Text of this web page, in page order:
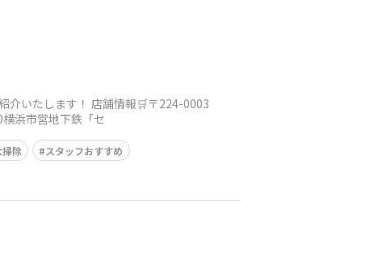
介いたします！ 店舗情報🛒〒224-0003
浜市営地下鉄「セ
掃除 スタッフおすすめ